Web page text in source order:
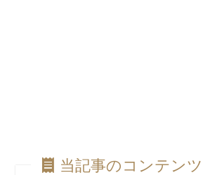
当記事のコンテンツ